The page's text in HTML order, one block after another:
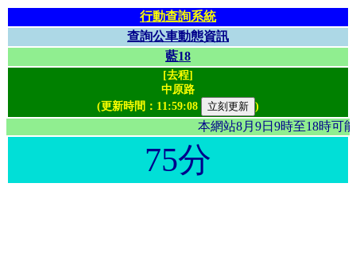
行動查詢系統
查詢公車動態資訊
藍18
[去程]
中原路
(更新時間： 11:59:08 )
本網站8月9日9時至18
75分